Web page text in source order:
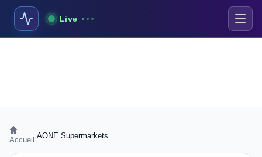
Live
Accueil AONE Supermarkets